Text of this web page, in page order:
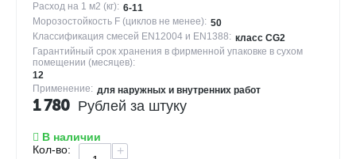
Расход на 1 м2 (кг): 6-11
Морозостойкость F (циклов не менее): 50
Классификация смесей EN12004 и EN1388: класс CG2
Гарантийный срок хранения в фирменной упаковке в сухом
помещении (месяцев):
12
Применение: для наружных и внутренних работ
1 780 Рублей за штуку
В наличии
Кол-во:
+